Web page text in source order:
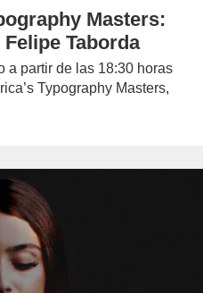
Masters:
Taborda
a partir de las 18:30 horas
Typography Masters,